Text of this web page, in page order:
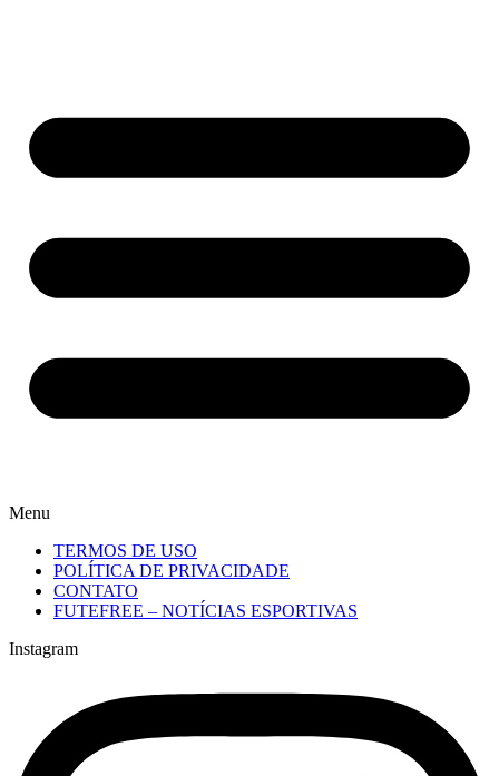
Menu
TERMOS DE USO
POLÍTICA DE PRIVACIDADE
CONTATO
FUTEFREE – NOTÍCIAS ESPORTIVAS
Instagram